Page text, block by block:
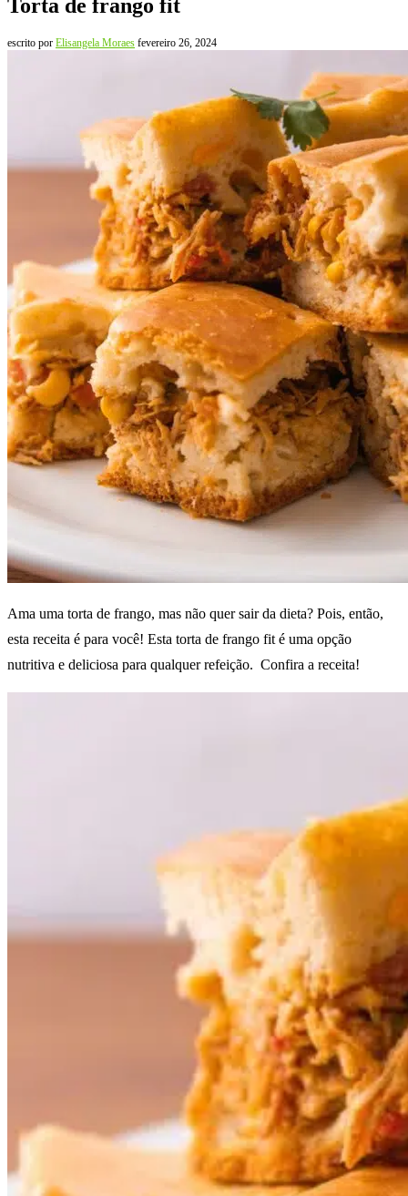
Torta de frango fit
escrito por Elisangela Moraes fevereiro 26, 2024
Ama uma torta de frango, mas não quer sair da dieta? Pois, então,
esta receita é para você! Esta torta de frango fit é uma opção
nutritiva e deliciosa para qualquer refeição. Confira a receita!